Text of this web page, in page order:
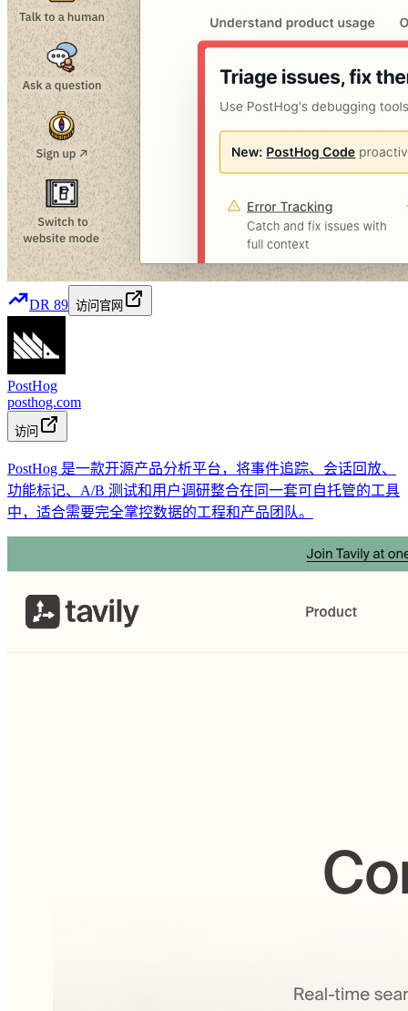
DR 89 访问官网
PostHog
posthog.com
访问
PostHog 是一款开源产品分析平台，将事件追踪、会话回放、
功能标记、A/B 测试和用户调研整合在同一套可自托管的工具
中，适合需要完全掌控数据的工程和产品团队。